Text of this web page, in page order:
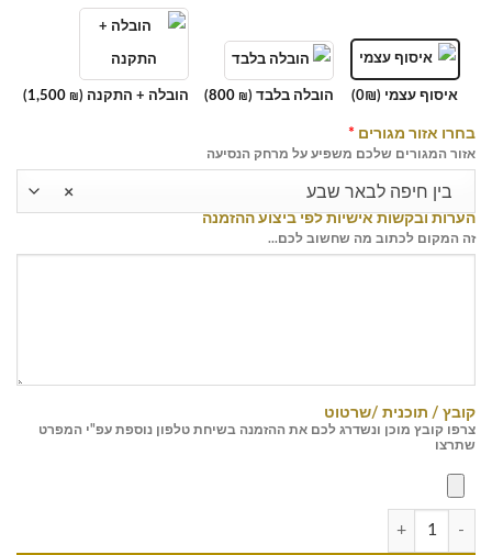
איסוף עצמי (0₪) הובלה בלבד ( 800 ₪
) הובלה + התקנה ( 1,500 ₪
)
בחרו אזור מגורים *
אזור המגורים שלכם משפיע על מרחק הנסיעה
× בין חיפה לבאר שבע
הערות ובקשות אישיות לפי ביצוע ההזמנה
זה המקום לכתוב מה שחשוב לכם...
קובץ / תוכנית /שרטוט
צרפו קובץ מוכן ונשדרג לכם את ההזמנה בשיחת טלפון נוספת עפ"י המפרט
שתרצו